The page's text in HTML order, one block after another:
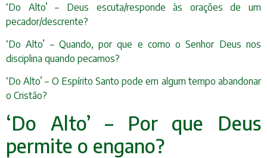
‘Do Alto’ – Deus escuta/responde às orações de um
pecador/descrente?
‘Do Alto’ – Quando, por que e como o Senhor Deus nos
disciplina quando pecamos?
‘Do Alto’ – O Espírito Santo pode em algum tempo abandonar
o Cristão?
‘Do Alto’ – Por que Deus
permite o engano?